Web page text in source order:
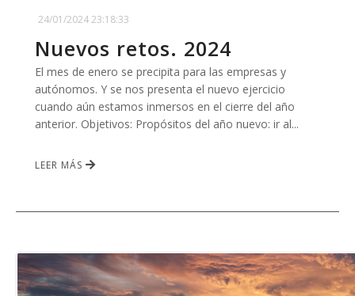
24/01/2024 23:18:33
Nuevos retos. 2024
El mes de enero se precipita para las empresas y
autónomos. Y se nos presenta el nuevo ejercicio
cuando aún estamos inmersos en el cierre del año
anterior. Objetivos: Propósitos del año nuevo: ir al...
LEER MÁS